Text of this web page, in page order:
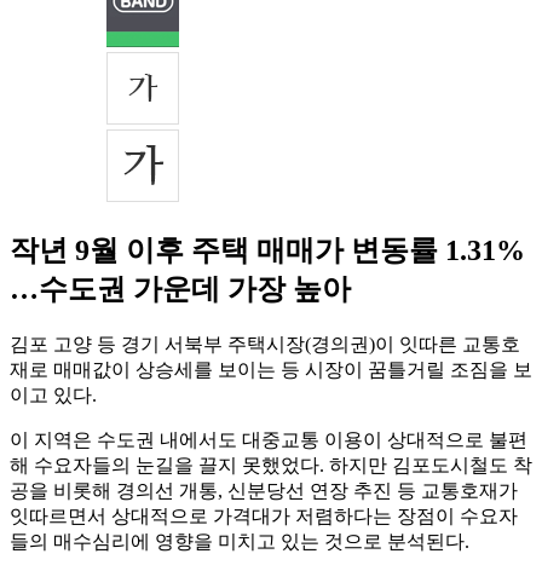
작년 9월 이후 주택 매매가 변동률 1.31%
…수도권 가운데 가장 높아
김포 고양 등 경기 서북부 주택시장(경의권)이 잇따른 교통호
재로 매매값이 상승세를 보이는 등 시장이 꿈틀거릴 조짐을 보
이고 있다.
이 지역은 수도권 내에서도 대중교통 이용이 상대적으로 불편
해 수요자들의 눈길을 끌지 못했었다. 하지만 김포도시철도 착
공을 비롯해 경의선 개통, 신분당선 연장 추진 등 교통호재가
잇따르면서 상대적으로 가격대가 저렴하다는 장점이 수요자
들의 매수심리에 영향을 미치고 있는 것으로 분석된다.